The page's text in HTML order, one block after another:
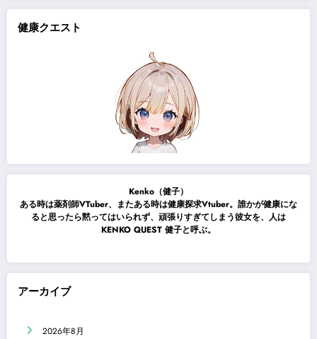
健康クエスト
Kenko（健子）
ある時は薬剤師VTuber、またある時は健康探求Vtuber。誰かが健康にな
ると思ったら黙ってはいられず、頑張りすぎてしまう彼女を、人は
KENKO QUEST 健子と呼ぶ。
アーカイブ
2026年8月